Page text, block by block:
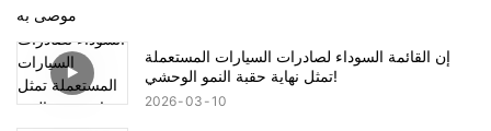
موصى به
إن القائمة السوداء لصادرات السيارات المستعملة
تمثل نهاية حقبة النمو الوحشي!
2026 03 10